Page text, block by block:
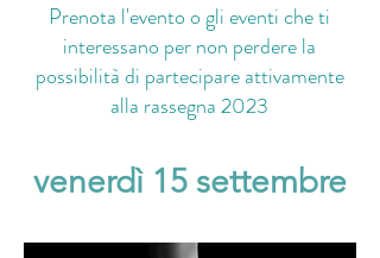
Prenota l'evento o gli eventi che ti
interessano per non perdere la
possibilità di partecipare attivamente
alla rassegna 2023
venerdì 15 settembre